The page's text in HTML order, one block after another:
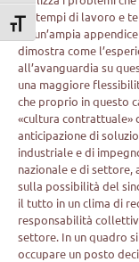
Attiva/disattiva
tra tempi di lavoro e
da un’ampia
dimostra come
all’avanguardia su
una maggiore
che proprio in questo
«cultura contrattuale»
anticipazione di
industriale e di
nazionale e di settore,
sulla possibilità del
il tutto in un clima di
responsabilità
settore. In un quadro
occupare un posto